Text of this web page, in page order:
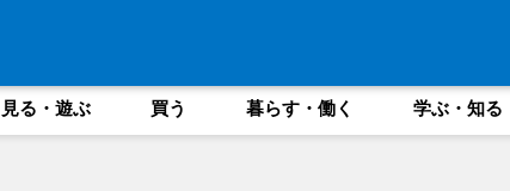
見る・遊ぶ 買う 暮らす・働く 学ぶ・知る